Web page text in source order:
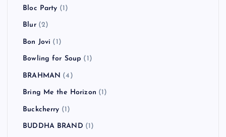
Bloc Party (1)
Blur(2)
Bon Jovi (1)
Bowling for Soup (1)
BRAHMAN (4)
Bring Me the Horizon (1)
Buckcherry (1)
BUDDHA BRAND (1)